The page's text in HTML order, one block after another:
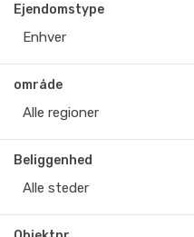
Ejendomstype
Enhver
område
Alle regioner
Beliggenhed
Alle steder